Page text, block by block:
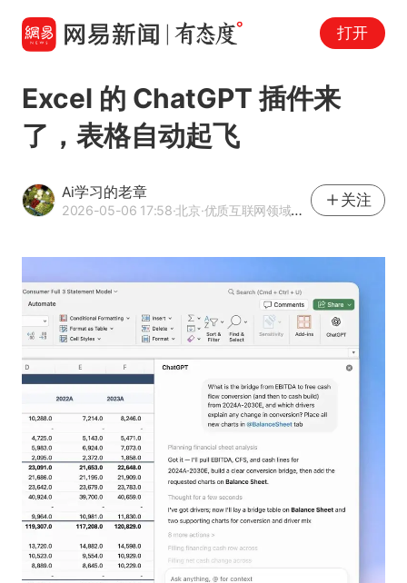
打开
Excel 的 ChatGPT 插件来
了，表格自动起飞
Ai学习的老章
2026-05-06 17:58·北京·优质互联网领域创作者
关注